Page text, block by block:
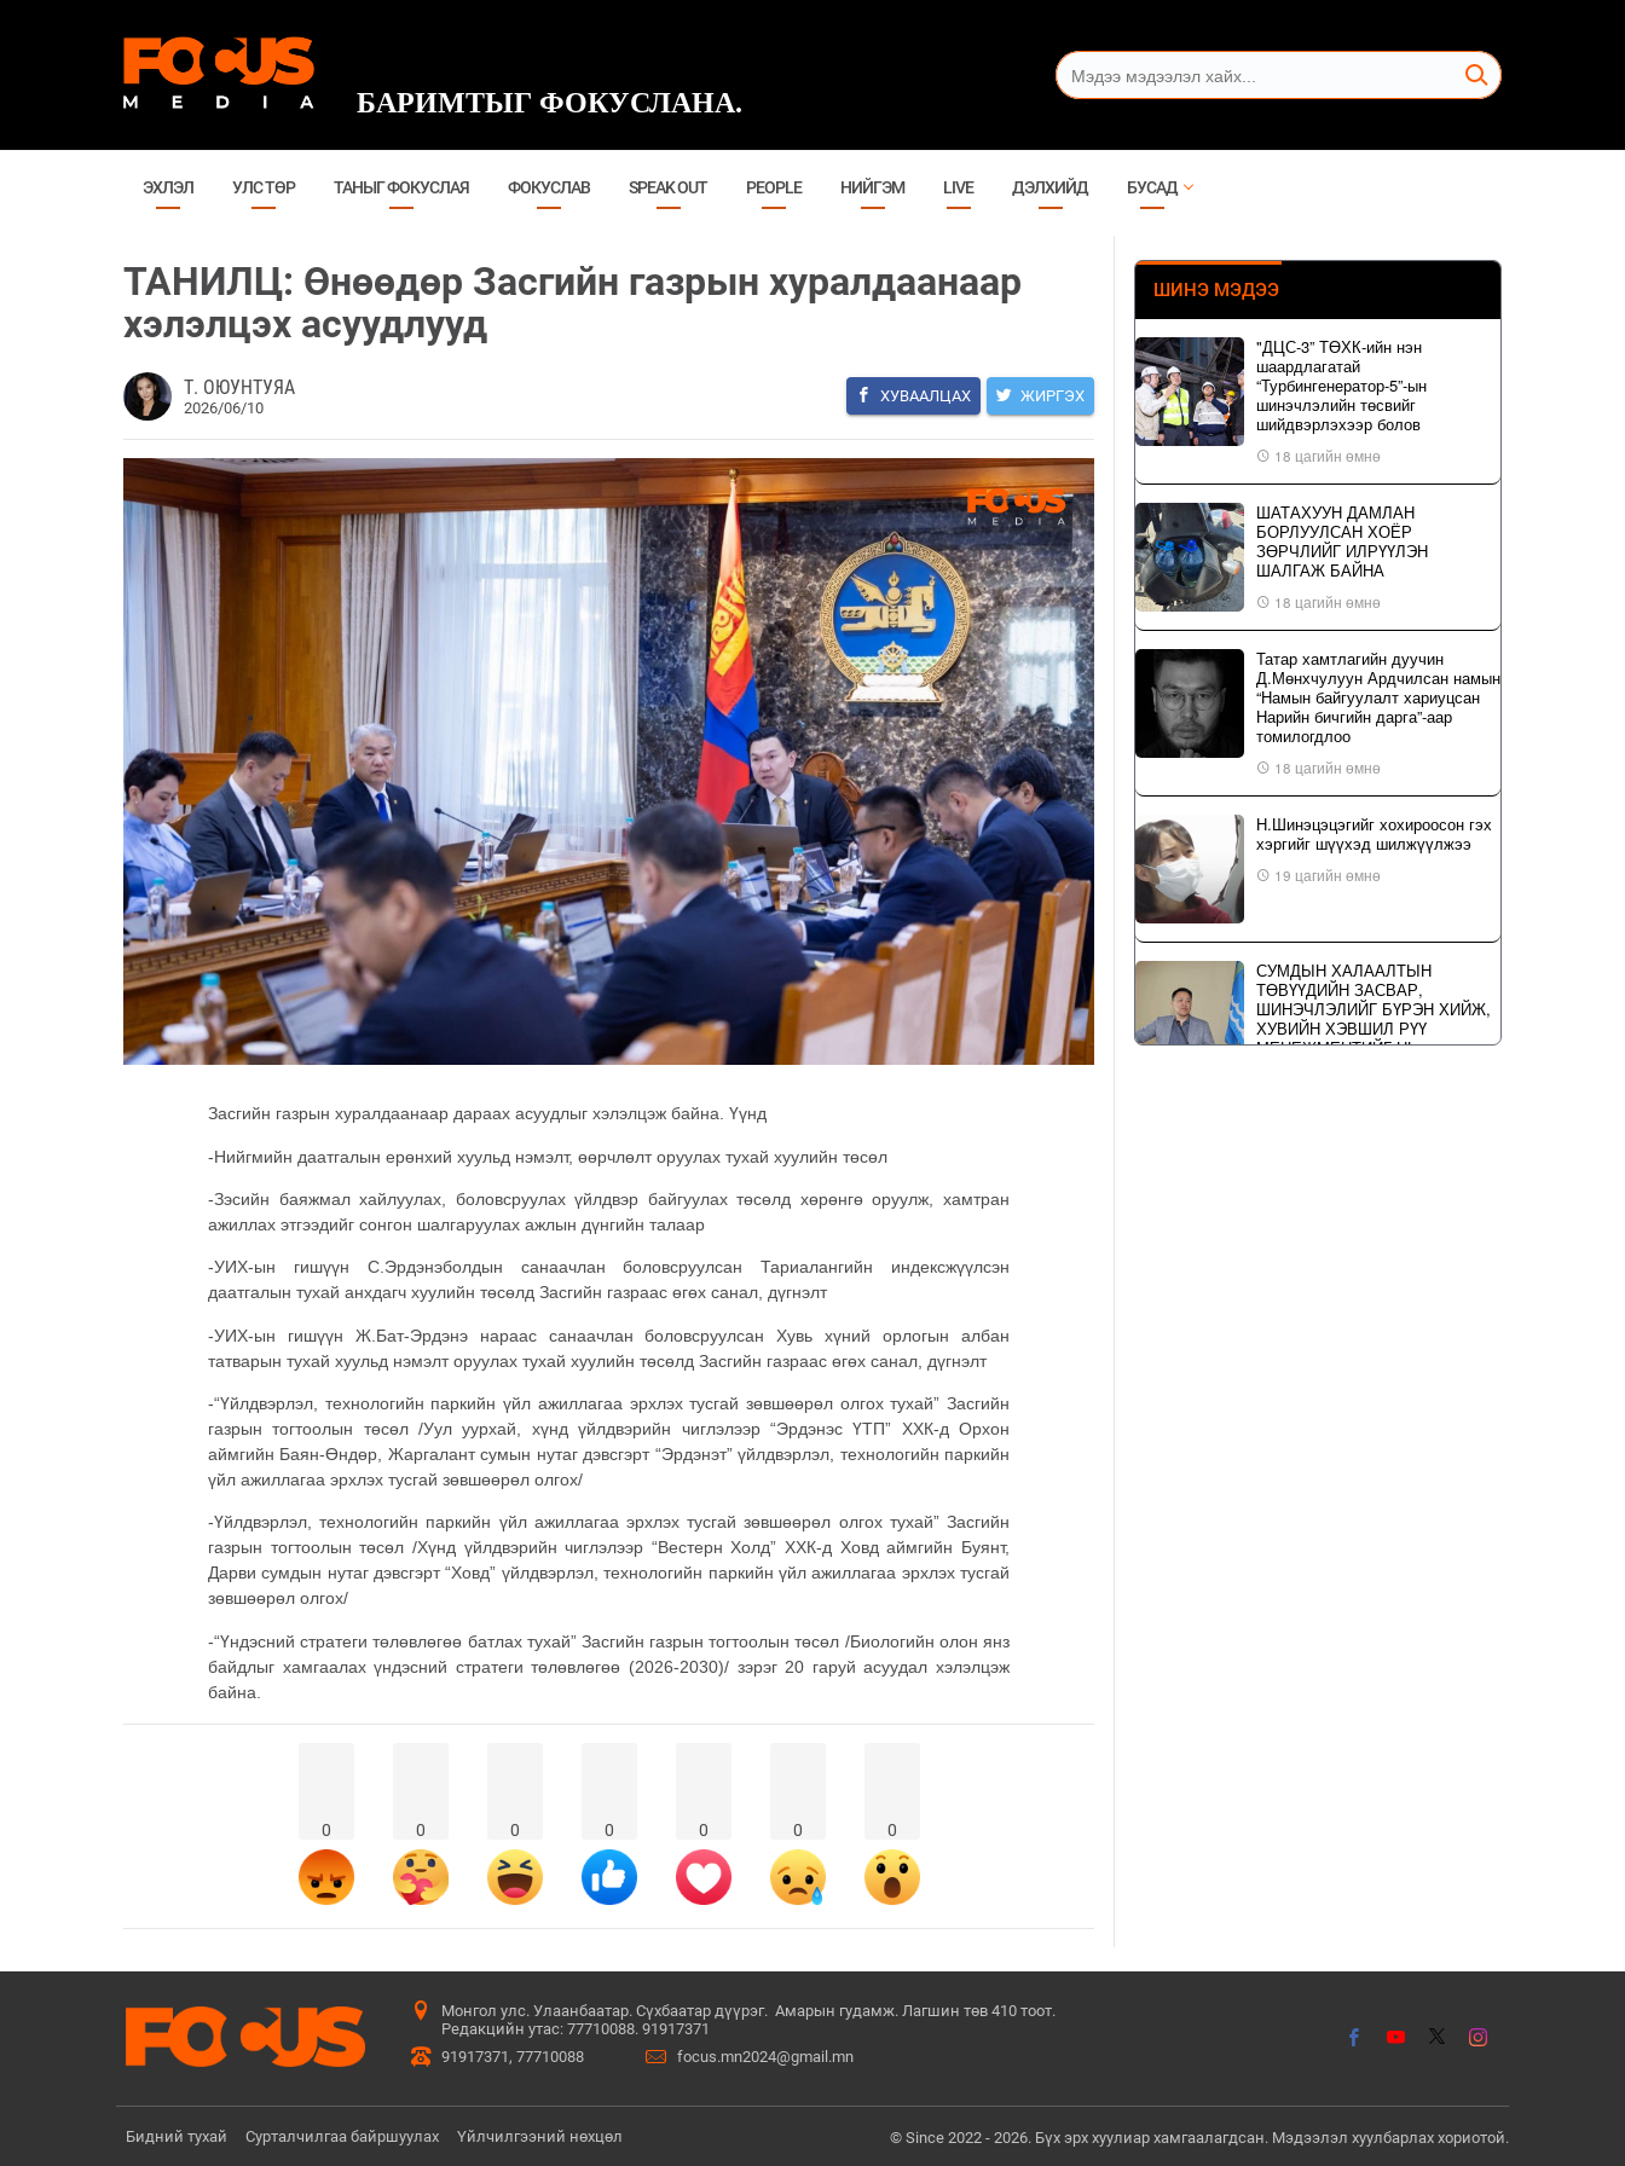
БАРИМТЫГ ФОКУСЛАНА.
ЭХЛЭЛ УЛС ТӨР ТАНЫГ ФОКУСЛАЯ ФОКУСЛАВ SPEAK OUT PEOPLE НИЙГЭМ LIVE ДЭЛХИЙД БУСАД
ТАНИЛЦ: Өнөөдөр Засгийн газрын хуралдаанаар
хэлэлцэх асуудлууд
Т. ОЮУНТУЯА
2026/06/10
ХУВААЛЦАХ ЖИРГЭХ
Засгийн газрын хуралдаанаар дараах асуудлыг хэлэлцэж байна. Үүнд
-Нийгмийн даатгалын ерөнхий хуульд нэмэлт, өөрчлөлт оруулах тухай хуулийн төсөл
-Зэсийн баяжмал хайлуулах, боловсруулах үйлдвэр байгуулах төсөлд хөрөнгө оруулж, хамтран
ажиллах этгээдийг сонгон шалгаруулах ажлын дүнгийн талаар
-УИХ-ын гишүүн С.Эрдэнэболдын санаачлан боловсруулсан Тариалангийн индексжүүлсэн
даатгалын тухай анхдагч хуулийн төсөлд Засгийн газраас өгөх санал, дүгнэлт
-УИХ-ын гишүүн Ж.Бат-Эрдэнэ нараас санаачлан боловсруулсан Хувь хүний орлогын албан
татварын тухай хуульд нэмэлт оруулах тухай хуулийн төсөлд Засгийн газраас өгөх санал, дүгнэлт
-“Үйлдвэрлэл, технологийн паркийн үйл ажиллагаа эрхлэх тусгай зөвшөөрөл олгох тухай” Засгийн
газрын тогтоолын төсөл /Уул уурхай, хүнд үйлдвэрийн чиглэлээр “Эрдэнэс ҮТП” ХХК-д Орхон
аймгийн Баян-Өндөр, Жаргалант сумын нутаг дэвсгэрт “Эрдэнэт” үйлдвэрлэл, технологийн паркийн
үйл ажиллагаа эрхлэх тусгай зөвшөөрөл олгох/
-Үйлдвэрлэл, технологийн паркийн үйл ажиллагаа эрхлэх тусгай зөвшөөрөл олгох тухай” Засгийн
газрын тогтоолын төсөл /Хүнд үйлдвэрийн чиглэлээр “Вестерн Холд” ХХК-д Ховд аймгийн Буянт,
Дарви сумдын нутаг дэвсгэрт “Ховд” үйлдвэрлэл, технологийн паркийн үйл ажиллагаа эрхлэх тусгай
зөвшөөрөл олгох/
-“Үндэсний стратеги төлөвлөгөө батлах тухай” Засгийн газрын тогтоолын төсөл /Биологийн олон янз
байдлыг хамгаалах үндэсний стратеги төлөвлөгөө (2026-2030)/ зэрэг 20 гаруй асуудал хэлэлцэж
байна.
0 0 0 0 0 0 0
ШИНЭ МЭДЭЭ
"ДЦС-3” ТӨХК-ийн нэн
шаардлагатай
“Турбингенератор-5”-ын
шинэчлэлийн төсвийг
шийдвэрлэхээр болов
18 цагийн өмнө
ШАТАХУУН ДАМЛАН
БОРЛУУЛСАН ХОЁР
ЗӨРЧЛИЙГ ИЛРҮҮЛЭН
ШАЛГАЖ БАЙНА
18 цагийн өмнө
Татар хамтлагийн дуучин
Д.Мөнхчулуун Ардчилсан намын
“Намын байгуулалт хариуцсан
Нарийн бичгийн дарга”-аар
томилогдлоо
18 цагийн өмнө
Н.Шинэцэцэгийг хохироосон гэх
хэргийг шүүхэд шилжүүлжээ
19 цагийн өмнө
СУМДЫН ХАЛААЛТЫН
ТӨВҮҮДИЙН ЗАСВАР,
ШИНЭЧЛЭЛИЙГ БҮРЭН ХИЙЖ,
ХУВИЙН ХЭВШИЛ РҮҮ
МЕНЕЖМЕНТИЙГ НЬ
Согтуугаар тээврийн хэрэгсэл
Монгол улс. Улаанбаатар. Сүхбаатар дүүрэг. Амарын гудамж. Лагшин төв 410 тоот.
Редакцийн утас: 77710088. 91917371
91917371, 77710088
focus.mn2024@gmail.mn
Бидний тухай Сурталчилгаа байршуулах Үйлчилгээний нөхцөл © Since 2022 - 2026. Бүх эрх хуулиар хамгаалагдсан. Мэдээлэл хуулбарлах хориотой.